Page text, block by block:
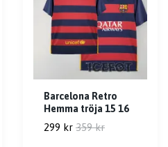
Barcelona Retro
Hemma tröja 15 16
299 kr 359 kr